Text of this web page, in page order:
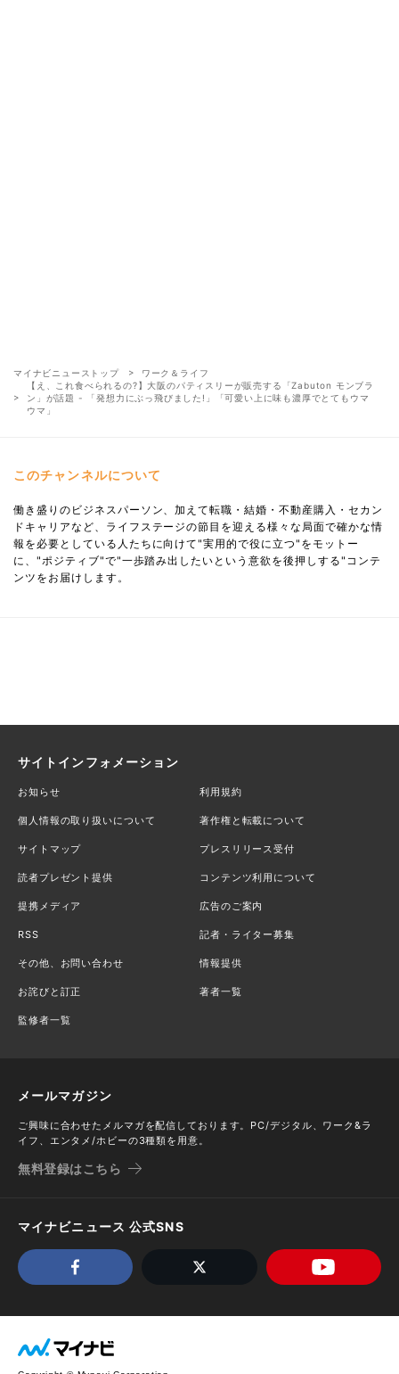
マイナビニューストップ
ワーク＆ライフ
【え、これ食べられるの?】大阪のパティスリーが販売する「Zabuton モンブラ
ン」が話題 - 「発想力にぶっ飛びました!」「可愛い上に味も濃厚でとてもウマ
ウマ」
このチャンネルについて
働き盛りのビジネスパーソン、加えて転職・結婚・不動産購入・セカン
ドキャリアなど、ライフステージの節目を迎える様々な局面で確かな情
報を必要としている人たちに向けて"実用的で役に立つ"をモットー
に、"ポジティブ"で"一歩踏み出したいという意欲を後押しする"コンテ
ンツをお届けします。
サイトインフォメーション
お知らせ 利用規約
個人情報の取り扱いについて 著作権と転載について
サイトマップ プレスリリース受付
読者プレゼント提供 コンテンツ利用について
提携メディア 広告のご案内
RSS 記者・ライター募集
その他、お問い合わせ 情報提供
お詫びと訂正 著者一覧
監修者一覧
メールマガジン
ご興味に合わせたメルマガを配信しております。PC/デジタル、ワーク&ラ
イフ、エンタメ/ホビーの3種類を用意。
無料登録はこちら
マイナビニュース 公式SNS